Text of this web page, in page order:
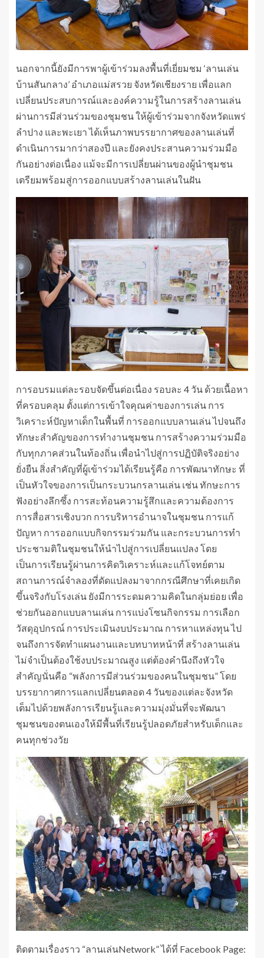
นอกจากนี้ยังมีการพาผู้เข้าร่วมลงพื้นที่เยี่ยมชม ‘ลานเล่น
บ้านสันกลาง’ อำเภอแม่สรวย จังหวัดเชียงราย เพื่อแลก
เปลี่ยนประสบการณ์และองค์ความรู้ในการสร้างลานเล่น
ผ่านการมีส่วนร่วมของชุมชน ให้ผู้เข้าร่วมจากจังหวัดแพร่
ลำปาง และพะเยา ได้เห็นภาพบรรยากาศของลานเล่นที่
ดำเนินการมากว่าสองปี และยังคงประสานความร่วมมือ
กันอย่างต่อเนื่อง แม้จะมีการเปลี่ยนผ่านของผู้นำชุมชน
เตรียมพร้อมสู่การออกแบบสร้างลานเล่นในฝัน
การอบรมแต่ละรอบจัดขึ้นต่อเนื่อง รอบละ 4 วัน ด้วยเนื้อหา
ที่ครอบคลุม ตั้งแต่การเข้าใจคุณค่าของการเล่น การ
วิเคราะห์ปัญหาเด็กในพื้นที่ การออกแบบลานเล่น ไปจนถึง
ทักษะสำคัญของการทำงานชุมชน การสร้างความร่วมมือ
กับทุกภาคส่วนในท้องถิ่น เพื่อนำไปสู่การปฏิบัติจริงอย่าง
ยั่งยืน สิ่งสำคัญที่ผู้เข้าร่วมได้เรียนรู้คือ การพัฒนาทักษะ ที่
เป็นหัวใจของการเป็นกระบวนกรลานเล่น เช่น ทักษะการ
ฟังอย่างลึกซึ้ง การสะท้อนความรู้สึกและความต้องการ
การสื่อสารเชิงบวก การบริหารอำนาจในชุมชน การแก้
ปัญหา การออกแบบกิจกรรมร่วมกัน และกระบวนการทำ
ประชามติในชุมชนให้นำไปสู่การเปลี่ยนแปลง โดย
เป็นการเรียนรู้ผ่านการคิดวิเคราะห์และแก้โจทย์ตาม
สถานการณ์จำลองที่ดัดแปลงมาจากกรณีศึกษาที่เคยเกิด
ขึ้นจริงกับโรงเล่น ยังมีการระดมความคิดในกลุ่มย่อย เพื่อ
ช่วยกันออกแบบลานเล่น การแบ่งโซนกิจกรรม การเลือก
วัสดุอุปกรณ์ การประเมินงบประมาณ การหาแหล่งทุน ไป
จนถึงการจัดทำแผนงานและบทบาทหน้าที่ สร้างลานเล่น
ไม่จำเป็นต้องใช้งบประมาณสูง แต่ต้องคำนึงถึงหัวใจ
สำคัญนั่นคือ “พลังการมีส่วนร่วมของคนในชุมชน” โดย
บรรยากาศการแลกเปลี่ยนตลอด 4 วันของแต่ละจังหวัด
เต็มไปด้วยพลังการเรียนรู้และความมุ่งมั่นที่จะพัฒนา
ชุมชนของตนเองให้มีพื้นที่เรียนรู้ปลอดภัยสำหรับเด็กและ
คนทุกช่วงวัย
ติดตามเรื่องราว “ลานเล่นNetwork” ได้ที่ Facebook Page: